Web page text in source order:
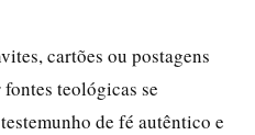
cartões ou postagens
teológicas se
de fé autêntico e